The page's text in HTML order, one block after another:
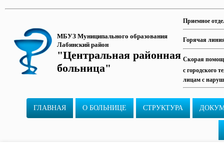
МБУЗ Муниципального образования
Лабинский район
"Центральная районная
больница"
Приемное
Горячая
Скорая
с городского
лицам с
ГЛАВНАЯ О БОЛЬНИЦЕ СТРУКТУРА